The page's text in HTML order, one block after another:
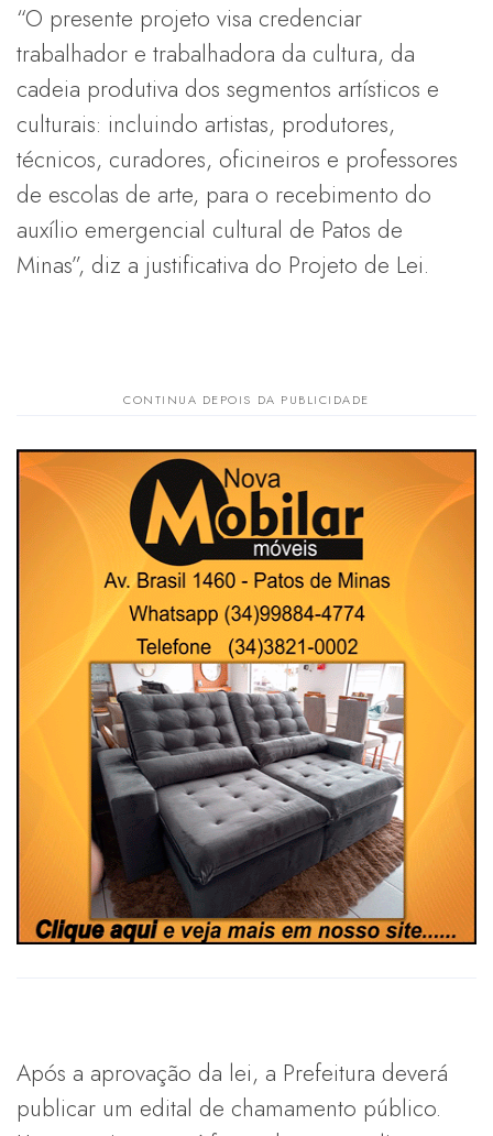
“O presente projeto visa credenciar
trabalhador e trabalhadora da cultura, da
cadeia produtiva dos segmentos artísticos e
culturais: incluindo artistas, produtores,
técnicos, curadores, oficineiros e professores
de escolas de arte, para o recebimento do
auxílio emergencial cultural de Patos de
Minas”, diz a justificativa do Projeto de Lei.
Após a aprovação da lei, a Prefeitura deverá
publicar um edital de chamamento público.